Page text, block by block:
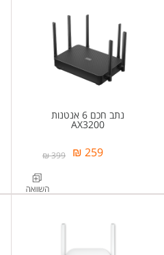
נתב חכם 6 אנטנות
AX3200
259 ₪
399 ₪